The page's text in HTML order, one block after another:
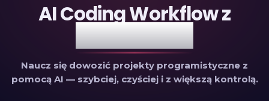
AI Coding Workflow z
Claude Code
Naucz się dowozić projekty programistyczne z
pomocą AI — szybciej, czyściej i z większą kontrolą.